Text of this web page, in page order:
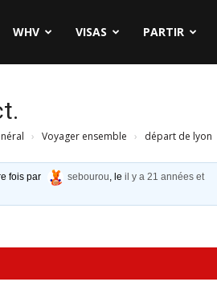
WHV VISAS PARTIR
› Voyager ensemble ›
départ de lyon
fois par sebourou, leil y a 21 années et